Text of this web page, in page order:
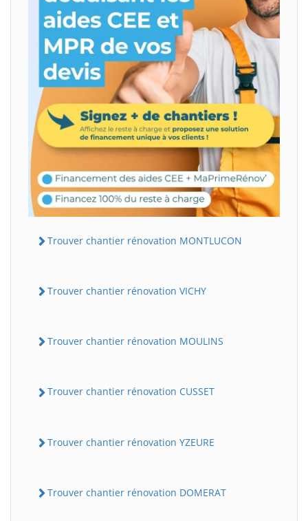
Trouver chantier rénovation MONTLUCON
Trouver chantier rénovation VICHY
Trouver chantier rénovation MOULINS
Trouver chantier rénovation CUSSET
Trouver chantier rénovation YZEURE
Trouver chantier rénovation DOMERAT